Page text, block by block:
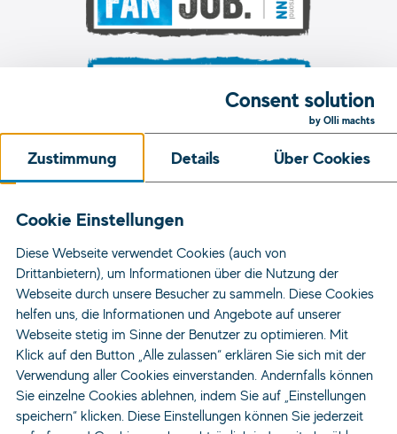
Jobs
Standorte
Für Bewerber
Für Unternehmen
Über Uns
Kontakt
News
Consent solution
by Olli machts
Zustimmung Details Über Cookies
Cookie Einstellungen
Diese Webseite verwendet Cookies (auch von
Drittanbietern), um Informationen über die Nutzung der
Webseite durch unsere Besucher zu sammeln. Diese Cookies
helfen uns, die Informationen und Angebote auf unserer
Webseite stetig im Sinne der Benutzer zu optimieren. Mit
Klick auf den Button „Alle zulassen“ erklären Sie sich mit der
Verwendung aller Cookies einverstanden. Andernfalls können
Sie einzelne Cookies ablehnen, indem Sie auf „Einstellungen
speichern“ klicken. Diese Einstellungen können Sie jederzeit